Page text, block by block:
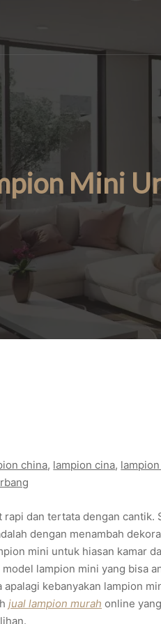
Mini
china, lampion cina,
dan tertata dengan cantik.
dengan menambah
mini untuk hiasan kamar
lampion mini yang bisa
kebanyakan lampion
jual lampion murah online